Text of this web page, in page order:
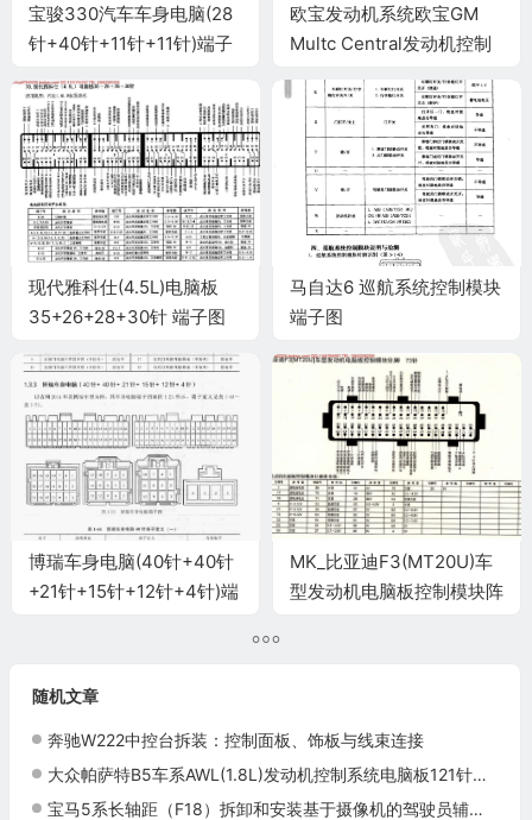
宝骏330汽车车身电脑(28
针+40针+11针+11针)端子
欧宝发动机系统欧宝GM
Multc Central发动机控制
现代雅科仕(4.5L)电脑板
35+26+28+30针 端子图
马自达6 巡航系统控制模块
端子图
博瑞车身电脑(40针+40针
+21针+15针+12针+4针)端
MK_比亚迪F3(MT20U)车
型发动机电脑板控制模块阵
随机文章
奔驰W222中控台拆装：控制面板、饰板与线束连接
大众帕萨特B5车系AWL(1.8L)发动机控制系统电脑板121针端子
宝马5系长轴距（F18）拆卸和安装基于摄像机的驾驶员辅助系统（KAFAS）控制单元施工与复检标准